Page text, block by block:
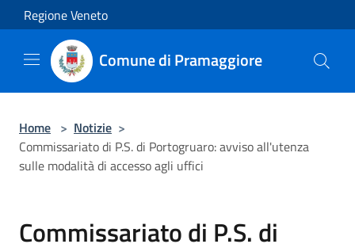
Salta al contenuto principale
Regione Veneto
Comune di Pramaggiore
Home > Notizie >
Commissariato di P.S. di Portogruaro: avviso all'utenza
sulle modalità di accesso agli uffici
Commissariato di P.S. di